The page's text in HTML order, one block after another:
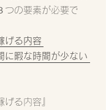
つの要素が必要で
げる内容
に暇な時間が少ない
げる内容』